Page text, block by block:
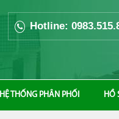
Hotline:
HỆ THỐNG PHÂN PHỐI HỒ